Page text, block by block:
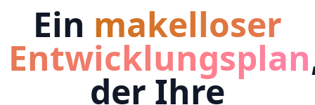
Ein makelloser
Entwicklungsplan
der Ihre